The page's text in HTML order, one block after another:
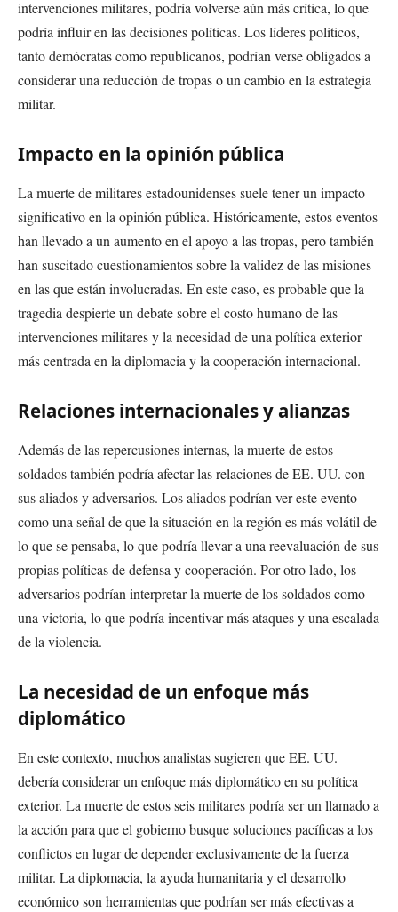
intervenciones militares, podría volverse aún más crítica, lo que
podría influir en las decisiones políticas. Los líderes políticos,
tanto demócratas como republicanos, podrían verse obligados a
considerar una reducción de tropas o un cambio en la estrategia
militar.
Impacto en la opinión pública
La muerte de militares estadounidenses suele tener un impacto
significativo en la opinión pública. Históricamente, estos eventos
han llevado a un aumento en el apoyo a las tropas, pero también
han suscitado cuestionamientos sobre la validez de las misiones
en las que están involucradas. En este caso, es probable que la
tragedia despierte un debate sobre el costo humano de las
intervenciones militares y la necesidad de una política exterior
más centrada en la diplomacia y la cooperación internacional.
Relaciones internacionales y alianzas
Además de las repercusiones internas, la muerte de estos
soldados también podría afectar las relaciones de EE. UU. con
sus aliados y adversarios. Los aliados podrían ver este evento
como una señal de que la situación en la región es más volátil de
lo que se pensaba, lo que podría llevar a una reevaluación de sus
propias políticas de defensa y cooperación. Por otro lado, los
adversarios podrían interpretar la muerte de los soldados como
una victoria, lo que podría incentivar más ataques y una escalada
de la violencia.
La necesidad de un enfoque más
diplomático
En este contexto, muchos analistas sugieren que EE. UU.
debería considerar un enfoque más diplomático en su política
exterior. La muerte de estos seis militares podría ser un llamado a
la acción para que el gobierno busque soluciones pacíficas a los
conflictos en lugar de depender exclusivamente de la fuerza
militar. La diplomacia, la ayuda humanitaria y el desarrollo
económico son herramientas que podrían ser más efectivas a